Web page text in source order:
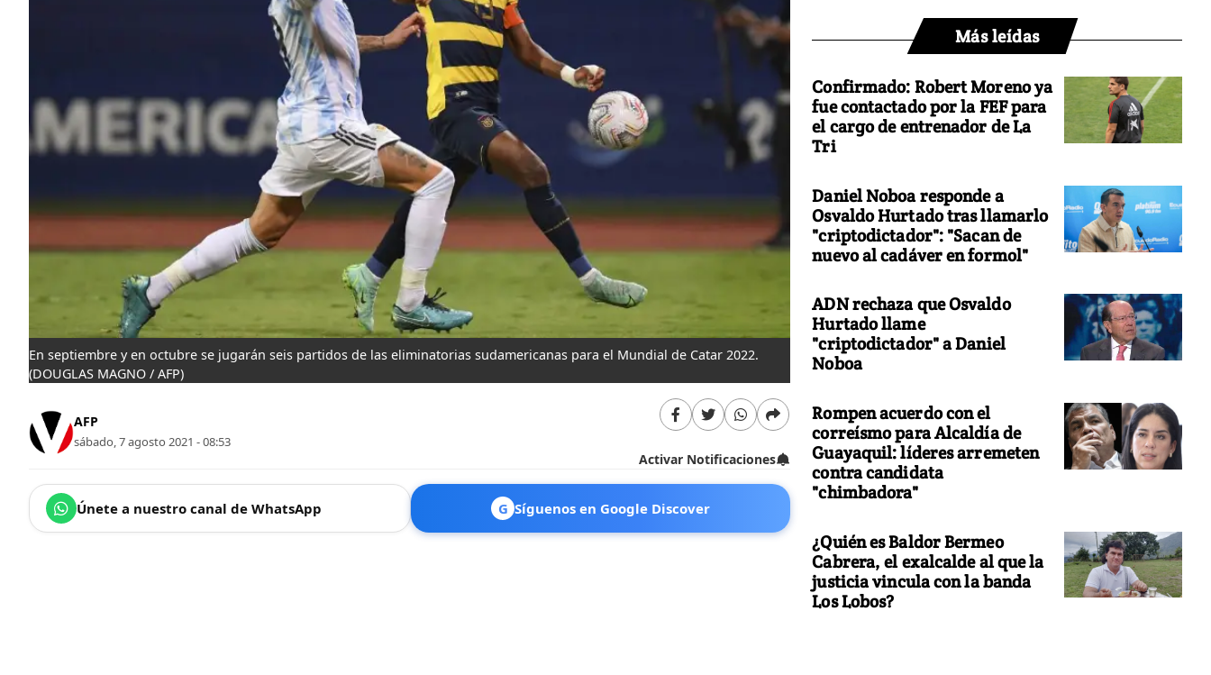
En septiembre y en octubre se jugarán seis partidos de las eliminatorias sudamericanas para el Mundial de Catar 2022.
(DOUGLAS MAGNO / AFP)
AFP
sábado, 7 agosto 2021 - 08:53
Activar Notificaciones
Únete a nuestro canal de WhatsApp G Síguenos en Google Discover
Más leídas
Confirmado: Robert Moreno ya
fue contactado por la FEF para
el cargo de entrenador de La
Tri
Daniel Noboa responde a
Osvaldo Hurtado tras llamarlo
"criptodictador": "Sacan de
nuevo al cadáver en formol"
ADN rechaza que Osvaldo
Hurtado llame
"criptodictador" a Daniel
Noboa
Rompen acuerdo con el
correísmo para Alcaldía de
Guayaquil: líderes arremeten
contra candidata
"chimbadora"
¿Quién es Baldor Bermeo
Cabrera, el exalcalde al que la
justicia vincula con la banda
Los Lobos?